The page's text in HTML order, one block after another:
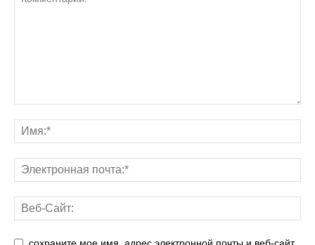
сохраните мое имя, адрес электронной почты и веб-сайт